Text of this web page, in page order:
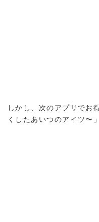
しかし、次のアプリでお
くしたあいつのアイツ〜